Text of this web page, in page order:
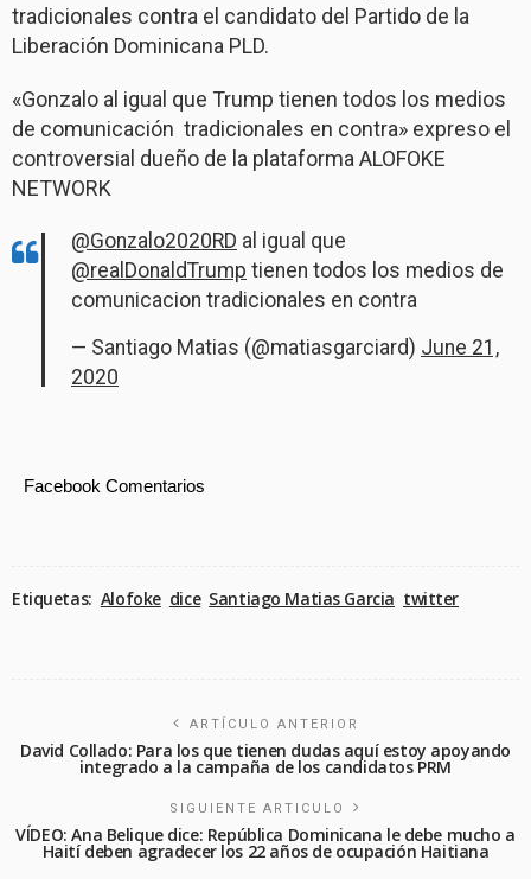
tradicionales contra el candidato del Partido de la
Liberación Dominicana PLD.
«Gonzalo al igual que Trump tienen todos los medios
de comunicación tradicionales en contra» expreso el
controversial dueño de la plataforma ALOFOKE
NETWORK
@Gonzalo2020RD al igual que
@realDonaldTrump tienen todos los medios de
comunicacion tradicionales en contra
— Santiago Matias (@matiasgarciard) June 21,
2020
Facebook Comentarios
Etiquetas: Alofoke dice Santiago Matias Garcia twitter
ARTÍCULO ANTERIOR
David Collado: Para los que tienen dudas aquí estoy apoyando
integrado a la campaña de los candidatos PRM
SIGUIENTE ARTICULO
VÍDEO: Ana Belique dice: República Dominicana le debe mucho a
Haití deben agradecer los 22 años de ocupación Haitiana